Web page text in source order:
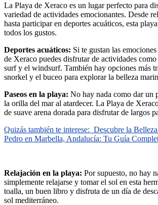
La Playa de Xeraco es un lugar perfecto para
variedad de actividades emocionantes. Desde
hasta participar en deportes acuáticos, esta
todos los gustos.
Deportes acuáticos: Si te gustan las
de Xeraco puedes disfrutar de actividades
surf y el windsurf. También hay opciones más
snorkel y el buceo para explorar la belleza
Paseos en la playa: No hay nada como dar un
la orilla del mar al atardecer. La Playa de
de suave arena dorada para disfrutar de largos
Quizás también te interese: Descubre la
Pedro en Marbella, Andalucía: Tu Guía
Relajación en la playa: Por supuesto, no hay
simplemente relajarse y tomar el sol en esta
toalla, un buen libro y disfruta de un día de
sol mediterráneo.